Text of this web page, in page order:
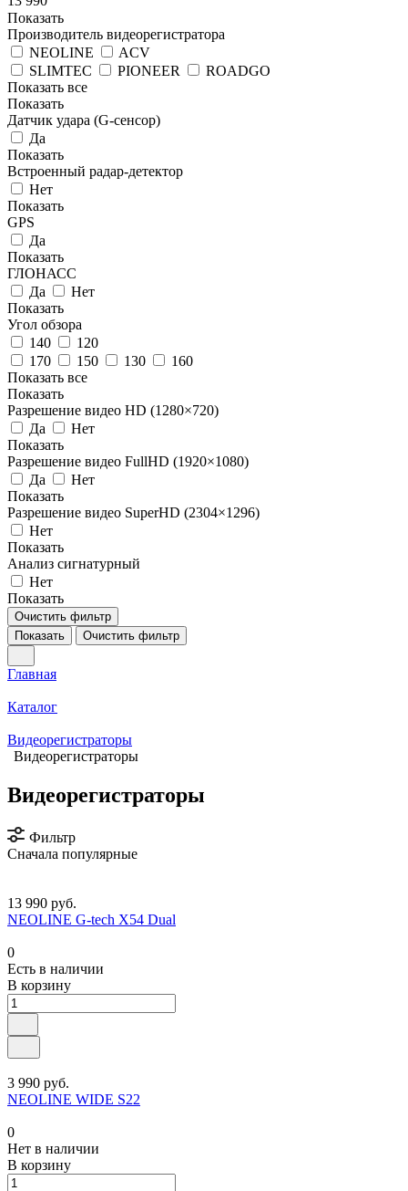
Показать
Производитель видеорегистратора
NEOLINE
ACV
SLIMTEC
PIONEER
ROADGO
Показать все
Показать
Датчик удара (G-сенсор)
Да
Показать
Встроенный радар-детектор
Нет
Показать
GPS
Да
Показать
ГЛОНАСС
Да
Нет
Показать
Угол обзора
140
120
170
150 130
160
Показать все
Показать
Разрешение видео HD (1280×720)
Да
Нет
Показать
Разрешение видео FullHD (1920×1080)
Да
Нет
Показать
Разрешение видео SuperHD (2304×1296)
Нет
Показать
Анализ сигнатурный
Нет
Показать
Очистить фильтр
Показать
Очистить фильтр
Главная
Каталог
Видеорегистраторы
Видеорегистраторы
Видеорегистраторы
Фильтр
Сначала популярные
13 990 руб.
NEOLINE G-tech X54 Dual
0
Есть в наличии
В корзину
3 990 руб.
NEOLINE WIDE S22
0
Нет в наличии
В корзину